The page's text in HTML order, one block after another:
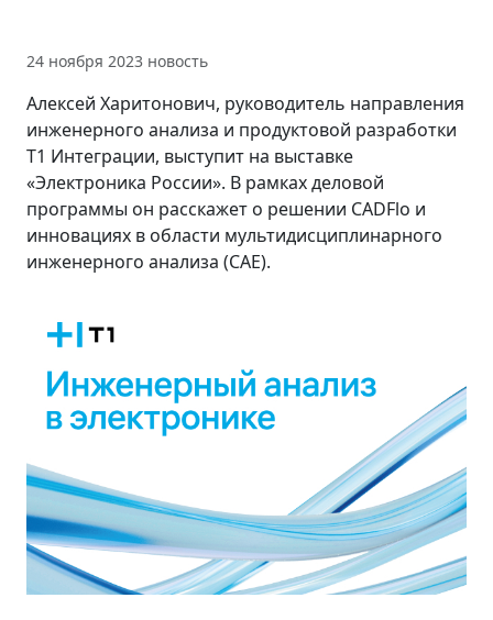
24 ноября 2023 новость
Алексей Харитонович, руководитель направления
инженерного анализа и продуктовой разработки
Т1 Интеграции, выступит на выставке
«Электроника России». В рамках деловой
программы он расскажет о решении CADFlo и
инновациях в области мультидисциплинарного
инженерного анализа (CAE).